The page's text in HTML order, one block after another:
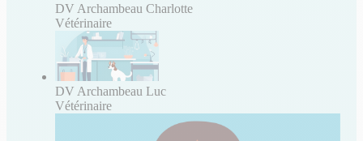
DV Archambeau Charlotte
Vétérinaire
DV Archambeau Luc
Vétérinaire